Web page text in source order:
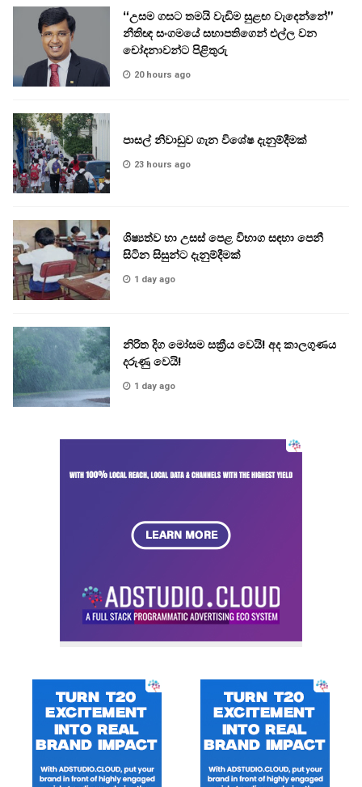
“උසම ගසට තමයි වැඩිම සුළඟ වැදෙන්නේ”
නීතිඥ සංගමයේ සභාපතිගෙන් එල්ල වන
චෝදනාවන්ට පිළිතුරු
20 hours ago
පාසල් නිවාඩුව ගැන විශේෂ දැනුම්දීමක්
23 hours ago
ශිෂ්‍යත්ව හා උසස් පෙළ විභාග සඳහා පෙනී
සිටින සිසුන්ට දැනුම්දීමක්
1 day ago
නිරිත දිග මෝසම සක්‍රීය වෙයි! අද කාලගුණය
දරුණු වෙයි!
1 day ago